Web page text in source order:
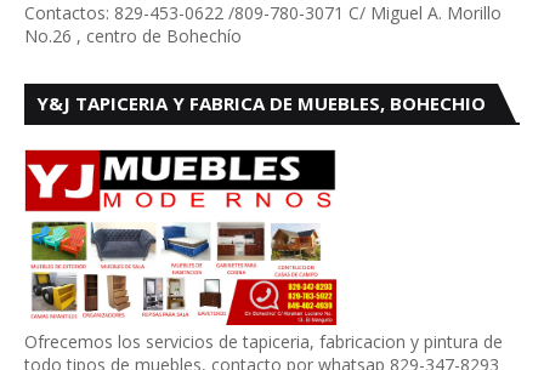
Contactos: 829-453-0622 /809-780-3071 C/ Miguel A. Morillo
No.26 , centro de Bohechío
Y&J TAPICERIA Y FABRICA DE MUEBLES, BOHECHIO
Ofrecemos los servicios de tapiceria, fabricacion y pintura de
todo tipos de muebles, contacto por whatsap 829-347-8293